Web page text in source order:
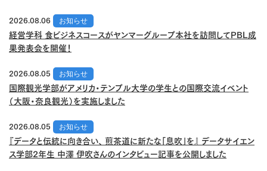
2026.08.06
お知らせ
経営学科 食ビジネスコースがヤンマーグループ本社を訪問してPBL成
果発表会を開催！
2026.08.05
お知らせ
国際観光学部がアメリカ・テンプル大学の学生との国際交流イベント
（大阪・奈良観光）を実施しました
2026.08.05
お知らせ
『データと伝統に向き合い、 煎茶道に新たな「息吹」を』 データサイエン
ス学部2年生 中澤 伊吹さんのインタビュー記事を公開しました